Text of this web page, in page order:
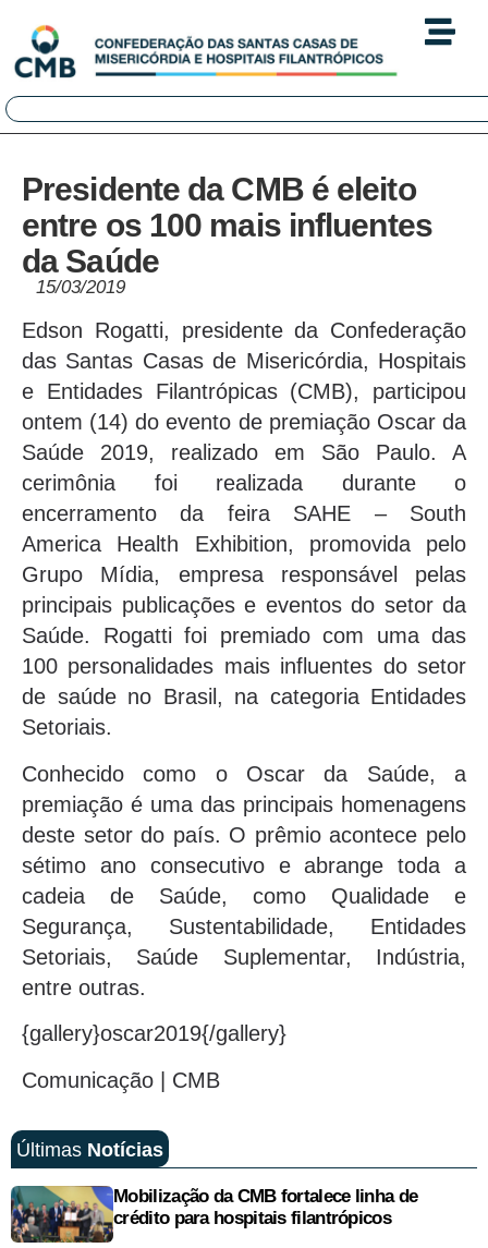
Presidente da CMB é eleito
entre os 100 mais influentes
da Saúde
15/03/2019
Edson Rogatti, presidente da Confederação
das Santas Casas de Misericórdia, Hospitais
e Entidades Filantrópicas (CMB), participou
ontem (14) do evento de premiação Oscar da
Saúde 2019, realizado em São Paulo. A
cerimônia foi realizada durante o
encerramento da feira SAHE – South
America Health Exhibition, promovida pelo
Grupo Mídia, empresa responsável pelas
principais publicações e eventos do setor da
Saúde. Rogatti foi premiado com uma das
100 personalidades mais influentes do setor
de saúde no Brasil, na categoria Entidades
Setoriais.
Conhecido como o Oscar da Saúde, a
premiação é uma das principais homenagens
deste setor do país. O prêmio acontece pelo
sétimo ano consecutivo e abrange toda a
cadeia de Saúde, como Qualidade e
Segurança, Sustentabilidade, Entidades
Setoriais, Saúde Suplementar, Indústria,
entre outras.
{gallery}oscar2019{/gallery}
Comunicação | CMB
Últimas Notícias
Mobilização da CMB fortalece linha de
crédito para hospitais filantrópicos